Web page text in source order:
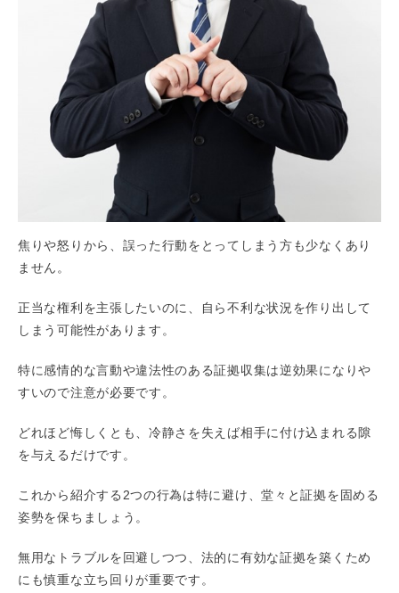
焦りや怒りから、誤った行動をとってしまう方も少なくあり
ません。
正当な権利を主張したいのに、自ら不利な状況を作り出して
しまう可能性があります。
特に感情的な言動や違法性のある証拠収集は逆効果になりや
すいので注意が必要です。
どれほど悔しくとも、冷静さを失えば相手に付け込まれる隙
を与えるだけです。
これから紹介する2つの行為は特に避け、堂々と証拠を固める
姿勢を保ちましょう。
無用なトラブルを回避しつつ、法的に有効な証拠を築くため
にも慎重な立ち回りが重要です。